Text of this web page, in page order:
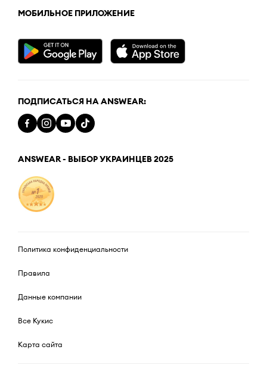
МОБИЛЬНОЕ ПРИЛОЖЕНИЕ
ПОДПИСАТЬСЯ НА ANSWEAR:
ANSWEAR - ВЫБОР УКРАИНЦЕВ 2025
Политика конфиденциальности
Правила
Данные компании
Все Кукис
Карта сайта